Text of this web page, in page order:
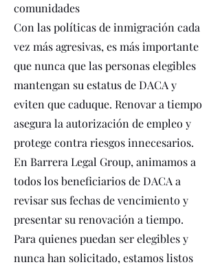
comunidades
Con las políticas de inmigración cada
vez más agresivas, es más importante
que nunca que las personas elegibles
mantengan su estatus de DACA y
eviten que caduque. Renovar a tiempo
asegura la autorización de empleo y
protege contra riesgos innecesarios.
En Barrera Legal Group, animamos a
todos los beneficiarios de DACA a
revisar sus fechas de vencimiento y
presentar su renovación a tiempo.
Para quienes puedan ser elegibles y
nunca han solicitado, estamos listos